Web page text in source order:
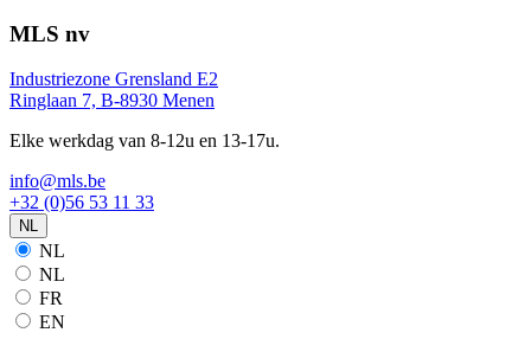
MLS nv
Industriezone Grensland E2
Ringlaan 7, B-8930 Menen
Elke werkdag van 8-12u en 13-17u.
info@mls.be
+32 (0)56 53 11 33
NL
NL
NL
FR
EN